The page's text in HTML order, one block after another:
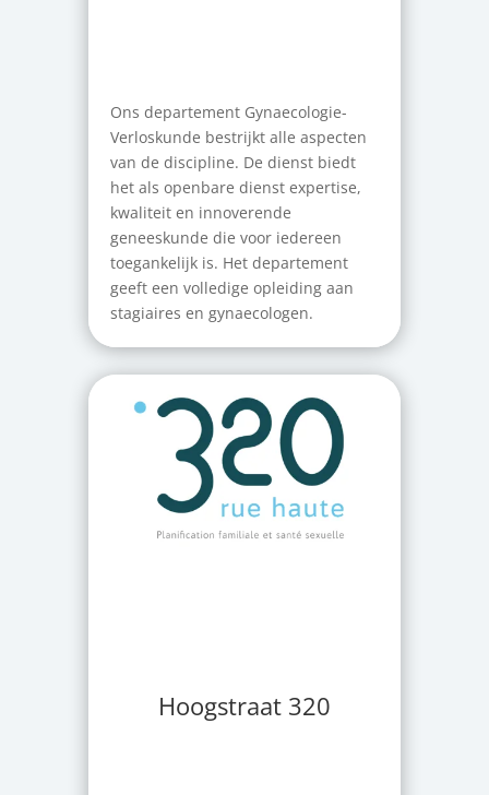
Ons departement Gynaecologie-
Verloskunde bestrijkt alle aspecten
van de discipline. De dienst biedt
het als openbare dienst expertise,
kwaliteit en innoverende
geneeskunde die voor iedereen
toegankelijk is. Het departement
geeft een volledige opleiding aan
stagiaires en gynaecologen.
Hoogstraat 320